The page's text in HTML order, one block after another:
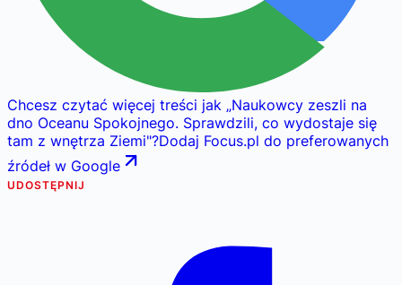
Chcesz czytać więcej treści jak „Naukowcy zeszli na
dno Oceanu Spokojnego. Sprawdzili, co wydostaje się
tam z wnętrza Ziemi"?Dodaj Focus.pl do preferowanych
źródeł w Google
UDOSTĘPNIJ